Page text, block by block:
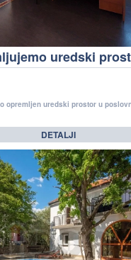
opremljen uredski prostor u
DETALJI